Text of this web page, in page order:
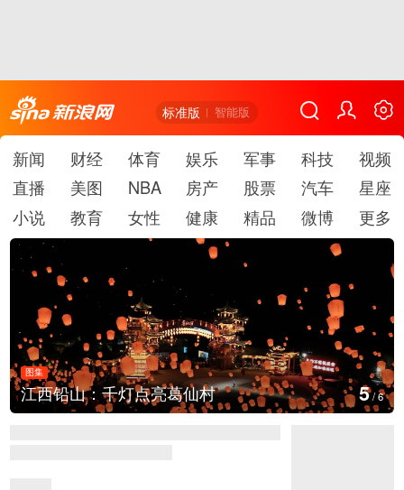
标准版 智能版
新闻 财经 体育 娱乐 军事 科技
视频
直播
美图 NBA 房产 股票 汽车
星座
小说
教育 女性 健康 精品 微博 更多
图集
上海：七彩稻田画迎最佳观赏
6/6